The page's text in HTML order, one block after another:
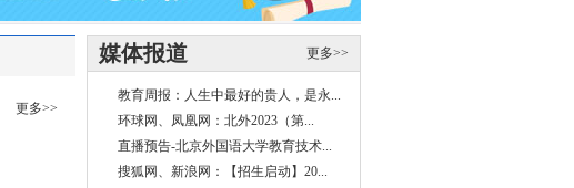
更多>>
更多>>
媒体报道
教育周报：人生中最好的贵人，是永...
环球网、凤凰网：北外2023（第...
直播预告-北京外国语大学教育技术...
搜狐网、新浪网：【招生启动】20...